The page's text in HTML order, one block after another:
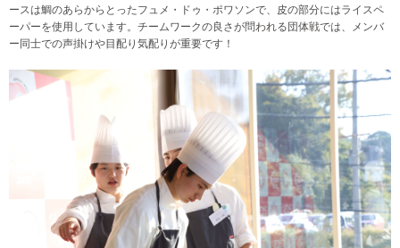
ースは鯛のあらからとったフュメ・ドゥ・ポワソンで、皮の部分にはライスペ
ーパーを使用しています。チームワークの良さが問われる団体戦では、メンバ
ー同士での声掛けや目配り気配りが重要です！